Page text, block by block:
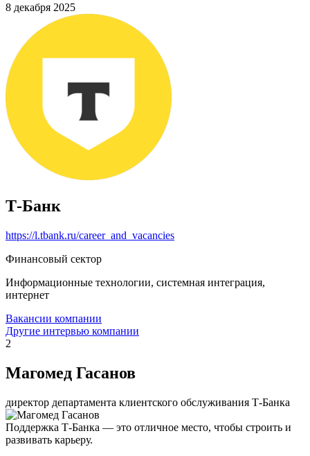
8 декабря 2025
Т-Банк
https://l.tbank.ru/career_and_vacancies
Финансовый сектор
Информационные технологии, системная интеграция,
интернет
Вакансии компании
Другие интервью компании
2
Магомед Гасанов
директор департамента клиентского обслуживания Т-Банка
Поддержка Т-Банка — это отличное место, чтобы строить и
развивать карьеру.